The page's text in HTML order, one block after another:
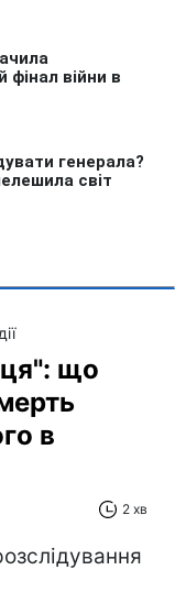
що
в
2 хв